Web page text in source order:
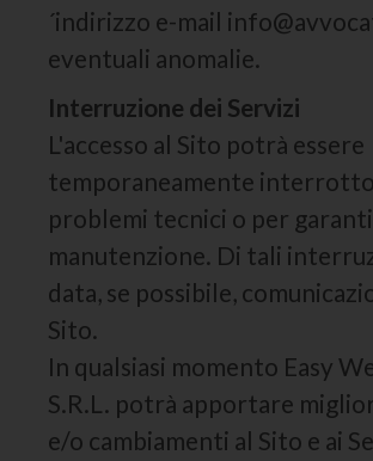
´indirizzo e-mail
eventuali anomalie.
Interruzione dei Servizi
L'accesso al Sito potrà essere
temporaneamente interrotto
problemi tecnici o per
manutenzione. Di tali
data, se possibile,
Sito.
In qualsiasi momento Easy
S.R.L. potrà apportare
e/o cambiamenti al Sito e ai